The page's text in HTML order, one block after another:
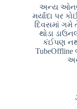
અન્ય
મર્યાદા પર
દિવસમાં ગમે
થોડા
કંઈપણ